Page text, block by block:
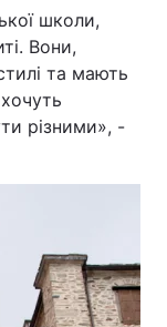
школи,
Вони,
та мають
різними», -